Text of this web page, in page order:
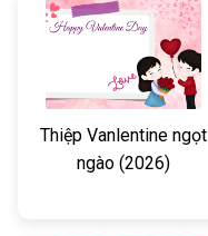
Thiệp Vanlentine ngọt
ngào (2026)